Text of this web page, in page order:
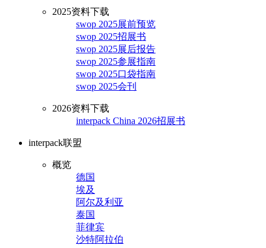
2025资料下载
swop 2025展前预览
swop 2025招展书
swop 2025展后报告
swop 2025参展指南
swop 2025口袋指南
swop 2025会刊
2026资料下载
interpack China 2026招展书
interpack联盟
概览
德国
埃及
阿尔及利亚
泰国
菲律宾
沙特阿拉伯